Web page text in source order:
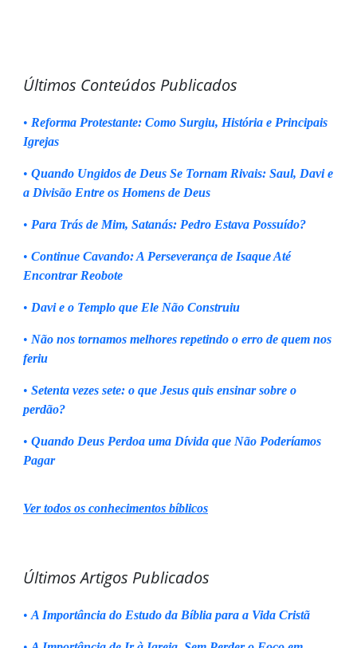
Últimos Conteúdos Publicados
• Reforma Protestante: Como Surgiu, História e Principais
Igrejas
• Quando Ungidos de Deus Se Tornam Rivais: Saul, Davi e
a Divisão Entre os Homens de Deus
• Para Trás de Mim, Satanás: Pedro Estava Possuído?
• Continue Cavando: A Perseverança de Isaque Até
Encontrar Reobote
• Davi e o Templo que Ele Não Construiu
• Não nos tornamos melhores repetindo o erro de quem nos
feriu
• Setenta vezes sete: o que Jesus quis ensinar sobre o
perdão?
• Quando Deus Perdoa uma Dívida que Não Poderíamos
Pagar
Ver todos os conhecimentos bíblicos
Últimos Artigos Publicados
• A Importância do Estudo da Bíblia para a Vida Cristã